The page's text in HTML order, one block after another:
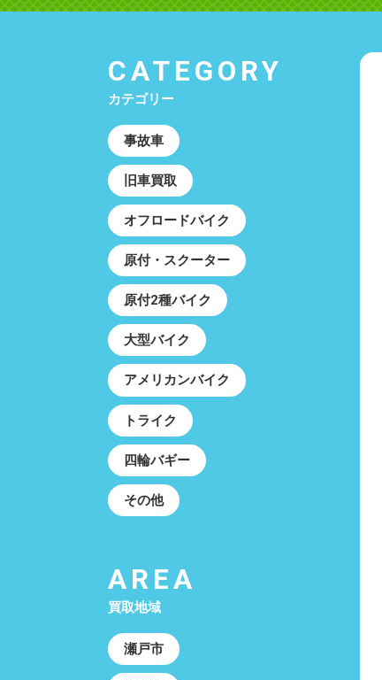
CATEGORY
カテゴリー
事故車
旧車買取
オフロードバイク
原付・スクーター
原付2種バイク
大型バイク
アメリカンバイク
トライク
四輪バギー
その他
AREA
買取地域
瀬戸市